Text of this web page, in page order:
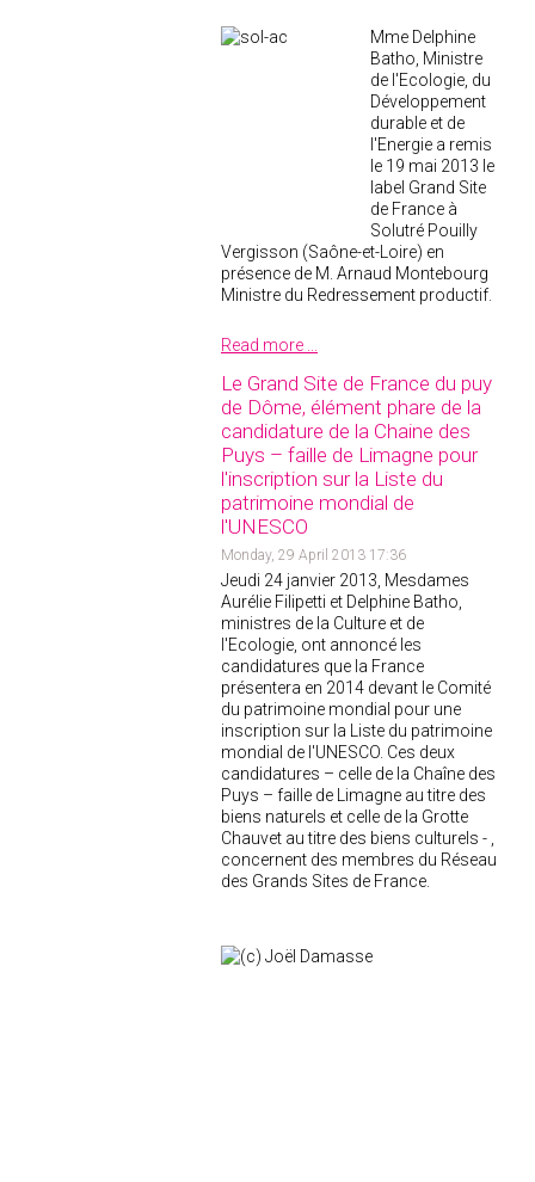
Mme Delphine
Batho, Ministre
de l'Ecologie, du
Développement
durable et de
l'Energie a remis
le 19 mai 2013 le
label Grand Site
de France à
Solutré Pouilly
Vergisson (Saône-et-Loire) en
présence de M. Arnaud Montebourg
Ministre du Redressement productif.
Read more ...
Le Grand Site de France du puy
de Dôme, élément phare de la
candidature de la Chaine des
Puys – faille de Limagne pour
l'inscription sur la Liste du
patrimoine mondial de
l'UNESCO
Monday, 29 April 2013 17:36
Jeudi 24 janvier 2013, Mesdames
Aurélie Filipetti et Delphine Batho,
ministres de la Culture et de
l'Ecologie, ont annoncé les
candidatures que la France
présentera en 2014 devant le Comité
du patrimoine mondial pour une
inscription sur la Liste du patrimoine
mondial de l'UNESCO. Ces deux
candidatures – celle de la Chaîne des
Puys – faille de Limagne au titre des
biens naturels et celle de la Grotte
Chauvet au titre des biens culturels - ,
concernent des membres du Réseau
des Grands Sites de France.